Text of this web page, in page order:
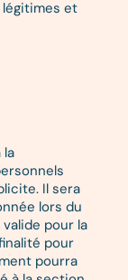
et
la
Il sera
lors du
pour la
pour
pourra